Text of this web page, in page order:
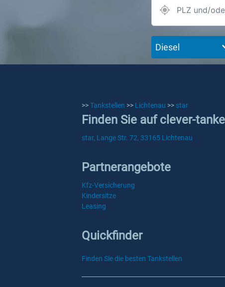
Diesel
>>Tankstellen >> Lichtenau >> star
Finden Sie auf clever-
star, Lange Str. 72, 33165 Lichtenau
Partnerangebote
Kfz-Versicherung
Kindersitze
Leasing
Quickfinder
Finden Sie die besten Tankstellen